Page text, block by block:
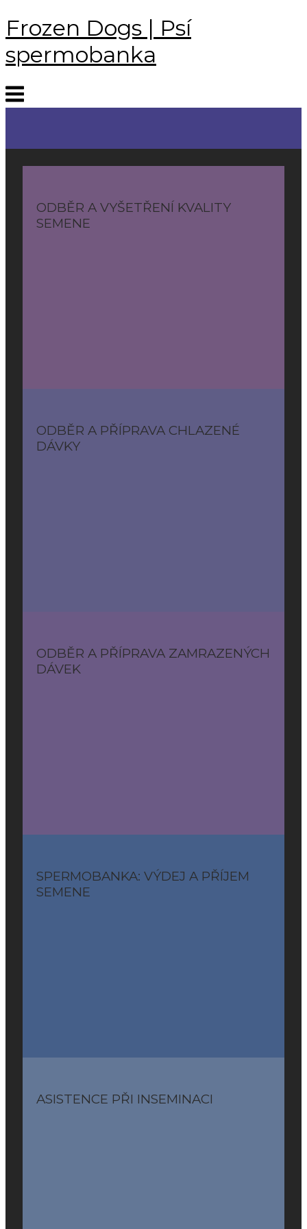
Skip
to
content
Frozen Dogs | Psí
spermobanka
Menu
ODBĚR A VYŠETŘENÍ KVALITY
SEMENE
ODBĚR A PŘÍPRAVA CHLAZENÉ
DÁVKY
ODBĚR A PŘÍPRAVA ZAMRAZENÝCH
DÁVEK
SPERMOBANKA: VÝDEJ A PŘÍJEM
SEMENE
ASISTENCE PŘI INSEMINACI